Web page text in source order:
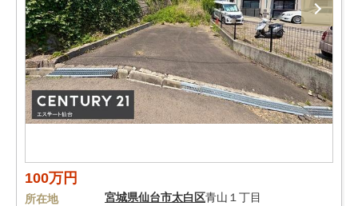
100万円
所在地 宮城県仙台市太白区青山１丁目